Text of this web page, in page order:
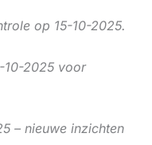
op 15-10-2025.
10-2025 voor
– nieuwe inzichten